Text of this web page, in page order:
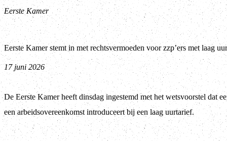
Eerste Kamer
Eerste Kamer stemt in met rechtsvermoeden voor zzp’ers met laag
17 juni 2026
De Eerste Kamer heeft dinsdag ingestemd met het wetsvoorstel dat
een arbeidsovereenkomst introduceert bij een laag uurtarief.